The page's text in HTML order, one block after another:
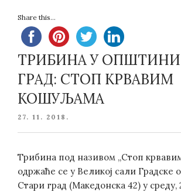
Share this...
ТРИБИНА У ОПШТИНИ
ГРАД: СТОП КРВАВИМ
КОШУЉАМА
POSTED
27. 11. 2018.
Трибина под називом „Стоп
одржаће се у Великој сали Градске
Стари град (Македонска 42) у среду,